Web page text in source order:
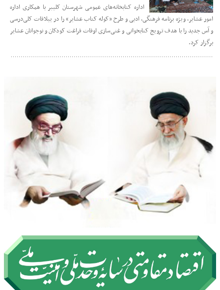
اداره کتابخانه‌های عمومی شهرستان کلیبر با همکاری اداره
امور عشایر، ویژه برنامه فرهنگی، ادبی و طرح «کوله کتاب عشایر» را در ییلاقات کلی‌درسی
و آس جدید را با هدف ترویج کتابخوانی و غنی‌سازی اوقات فراغت کودکان و نوجوانان عشایر
برگزار کرد.